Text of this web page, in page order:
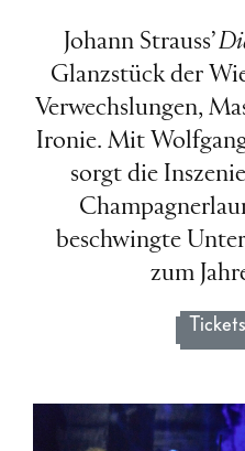
Johann Strauss’
Glanzstück der
Verwechslungen,
Ironie. Mit
sorgt die
beschwingte
zum